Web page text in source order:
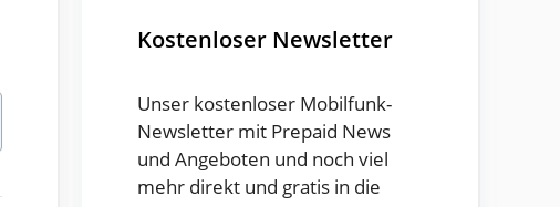
Kostenloser Newsletter
Unser kostenloser Mobilfunk-
Newsletter mit Prepaid News
und Angeboten und noch viel
mehr direkt und gratis in die